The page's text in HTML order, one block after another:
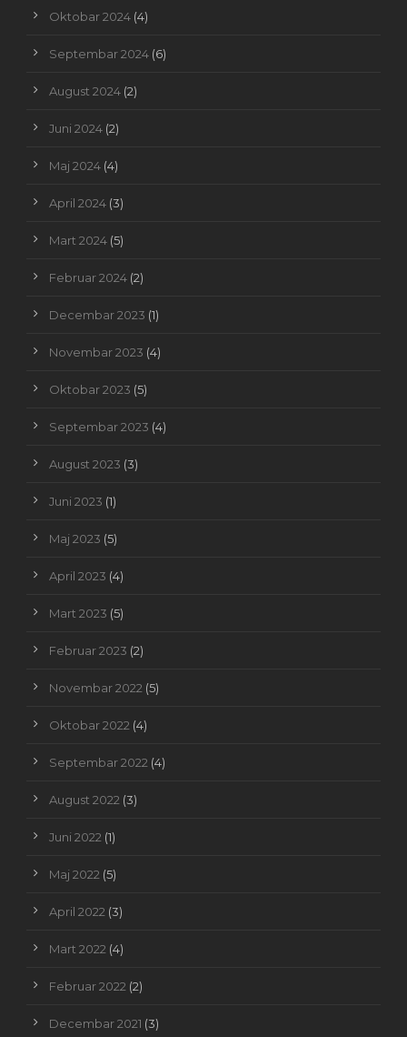
Oktobar 2024 (4)
Septembar 2024 (6)
August 2024 (2)
Juni 2024 (2)
Maj 2024 (4)
April 2024 (3)
Mart 2024 (5)
Februar 2024 (2)
Decembar 2023 (1)
Novembar 2023 (4)
Oktobar 2023 (5)
Septembar 2023 (4)
August 2023 (3)
Juni 2023 (1)
Maj 2023 (5)
April 2023 (4)
Mart 2023 (5)
Februar 2023 (2)
Novembar 2022 (5)
Oktobar 2022 (4)
Septembar 2022 (4)
August 2022 (3)
Juni 2022 (1)
Maj 2022 (5)
April 2022 (3)
Mart 2022 (4)
Februar 2022 (2)
Decembar 2021 (3)